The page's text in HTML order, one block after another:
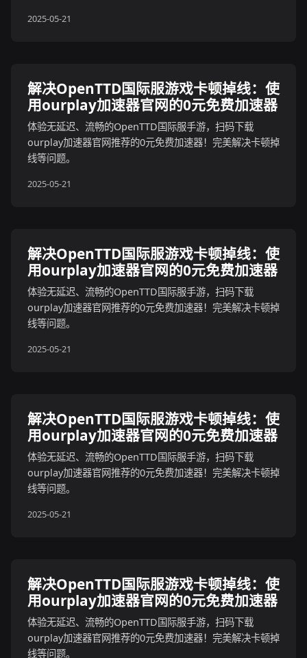
2025-05-21
解决OpenTTD国际服游戏卡顿掉线：使
用ourplay加速器官网的0元免费加速器
体验无延迟、流畅的OpenTTD国际服手游，扫码下载
ourplay加速器官网推荐的0元免费加速器！完美解决卡顿掉
线等问题。
2025-05-21
解决OpenTTD国际服游戏卡顿掉线：使
用ourplay加速器官网的0元免费加速器
体验无延迟、流畅的OpenTTD国际服手游，扫码下载
ourplay加速器官网推荐的0元免费加速器！完美解决卡顿掉
线等问题。
2025-05-21
解决OpenTTD国际服游戏卡顿掉线：使
用ourplay加速器官网的0元免费加速器
体验无延迟、流畅的OpenTTD国际服手游，扫码下载
ourplay加速器官网推荐的0元免费加速器！完美解决卡顿掉
线等问题。
2025-05-21
解决OpenTTD国际服游戏卡顿掉线：使
用ourplay加速器官网的0元免费加速器
体验无延迟、流畅的OpenTTD国际服手游，扫码下载
ourplay加速器官网推荐的0元免费加速器！完美解决卡顿掉
线等问题。